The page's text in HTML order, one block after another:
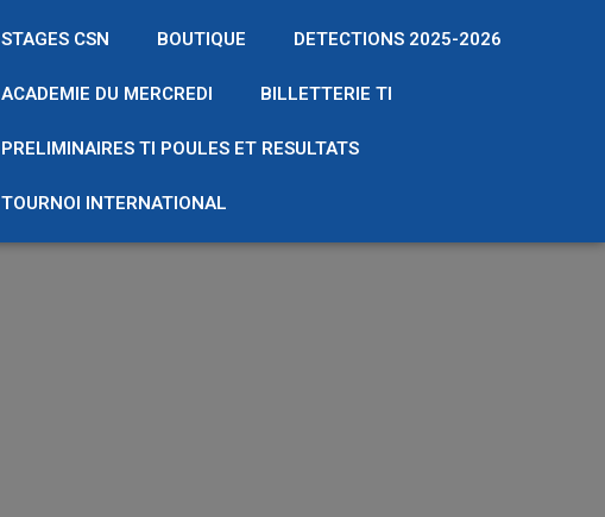
STAGES CSN BOUTIQUE DETECTIONS 2025-2026
ACADEMIE DU MERCREDI BILLETTERIE TI
PRELIMINAIRES TI POULES ET RESULTATS
TOURNOI INTERNATIONAL